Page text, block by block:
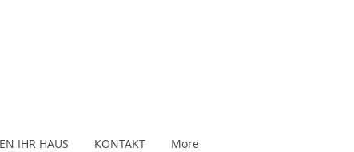
IHR HAUS KONTAKT More